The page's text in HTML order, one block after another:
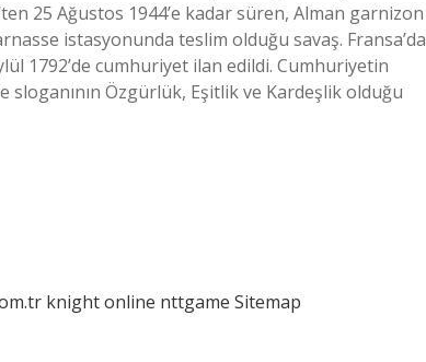
25 Ağustos 1944’e kadar süren, Alman garnizon
istasyonunda teslim olduğu savaş. Fransa’da
1792’de cumhuriyet ilan edildi. Cumhuriyetin
sloganının Özgürlük, Eşitlik ve Kardeşlik olduğu
knight online nttgame Sitemap